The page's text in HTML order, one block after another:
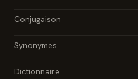
Conjugaison
Synonymes
Dictionnaire